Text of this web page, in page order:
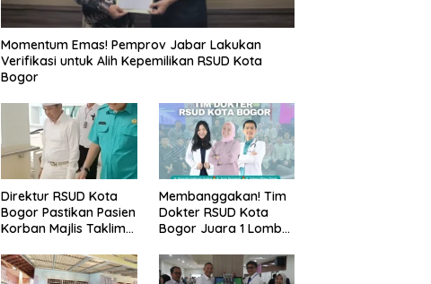
Momentum Emas! Pemprov Jabar Lakukan
Verifikasi untuk Alih Kepemilikan RSUD Kota
Bogor
Direktur RSUD Kota
Bogor Pastikan Pasien
Korban Majlis Taklim
Mendapatkan
Perawatan Maksimal
Membanggakan! Tim
Dokter RSUD Kota
Bogor Juara 1 Lomba
Pengakuan di Pentas
Medis Se-Bogor